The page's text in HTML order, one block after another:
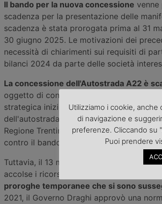
Il bando per la nuova concessione
scadenza per la presentazione delle
scadenza è stata prorogata prima al 31
30 giugno 2025. Le motivazioni dei
necessità di chiarimenti sui requisiti di
bilanci 2024 da parte delle società
La concessione dell'Autostrada A22 è
oggetto di continue proroghe
strategica iniziò nel 2010, con un primo
dell'autostrada. Tra il 2010 e il 2014,
Regione Trentino-Alto Adige e dalle
contro il bando, tutti respinti dal
Tuttavia, il 13 marzo 2014 il Consiglio di
accolse i ricorsi, annullando la gara. Da
proroghe temporanee che si sono
2021, il Governo Draghi approvò una
Utilizziamo i cookie,
di navigazione e
preferenze. Cliccando su
Puoi prendere